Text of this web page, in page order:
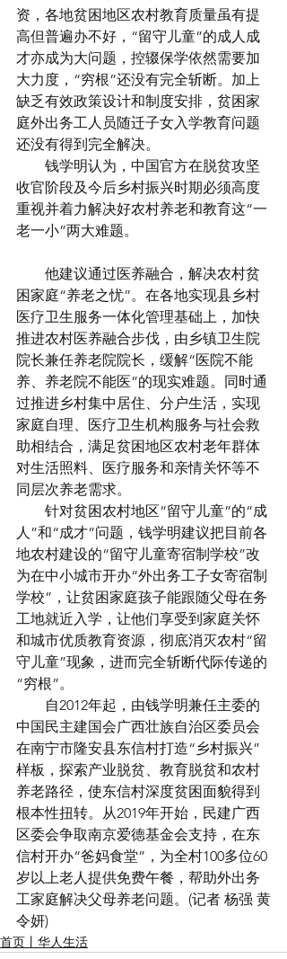
资，各地贫困地区农村教育质量虽有提
高但普遍办不好，“留守儿童”的成人成
才亦成为大问题，控辍保学依然需要加
大力度，“穷根”还没有完全斩断。加上
缺乏有效政策设计和制度安排，贫困家
庭外出务工人员随迁子女入学教育问题
还没有得到完全解决。
钱学明认为，中国官方在脱贫攻坚
收官阶段及今后乡村振兴时期必须高度
重视并着力解决好农村养老和教育这“一
老一小”两大难题。
他建议通过医养融合，解决农村贫
困家庭“养老之忧”。在各地实现县乡村
医疗卫生服务一体化管理基础上，加快
推进农村医养融合步伐，由乡镇卫生院
院长兼任养老院院长，缓解“医院不能
养、养老院不能医”的现实难题。同时通
过推进乡村集中居住、分户生活，实现
家庭自理、医疗卫生机构服务与社会救
助相结合，满足贫困地区农村老年群体
对生活照料、医疗服务和亲情关怀等不
同层次养老需求。
针对贫困农村地区“留守儿童”的“成
人”和“成才”问题，钱学明建议把目前各
地农村建设的“留守儿童寄宿制学校”改
为在中小城市开办“外出务工子女寄宿制
学校”，让贫困家庭孩子能跟随父母在务
工地就近入学，让他们享受到家庭关怀
和城市优质教育资源，彻底消灭农村“留
守儿童”现象，进而完全斩断代际传递的
“穷根”。
自2012年起，由钱学明兼任主委的
中国民主建国会广西壮族自治区委员会
在南宁市隆安县东信村打造“乡村振兴”
样板，探索产业脱贫、教育脱贫和农村
养老路径，使东信村深度贫困面貌得到
根本性扭转。从2019年开始，民建广西
区委会争取南京爱德基金会支持，在东
信村开办“爸妈食堂”，为全村100多位60
岁以上老人提供免费午餐，帮助外出务
工家庭解决父母养老问题。(记者 杨强 黄
令妍)
首页丨华人生活